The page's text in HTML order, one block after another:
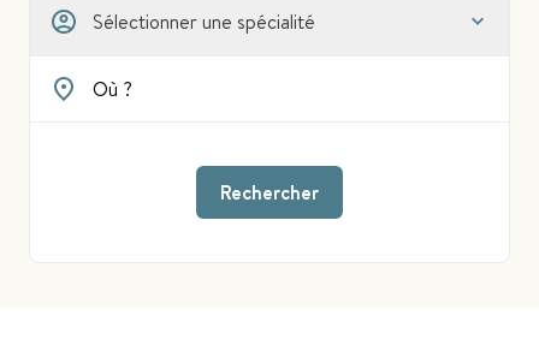
Sélectionner une spécialité
Rechercher